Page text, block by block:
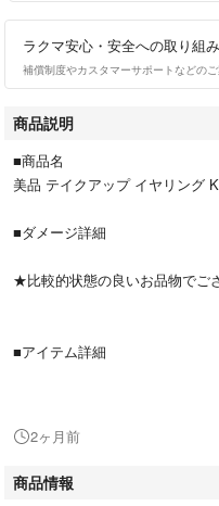
ラクマ安心・安全への取り組み
補償制度やカスタマーサポートなどの
商品説明
■商品名
美品 テイクアップ イヤリング
■ダメージ詳細
★比較的状態の良いお品物でご
■アイテム詳細
総重量：3.1g
備考：箱とぬいぐるみにマグネ
付属品：箱、クマのぬいぐるみ
2ヶ月前
商品情報